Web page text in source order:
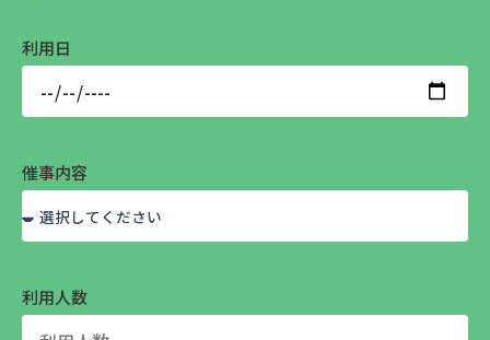
利用日
催事内容
利用人数